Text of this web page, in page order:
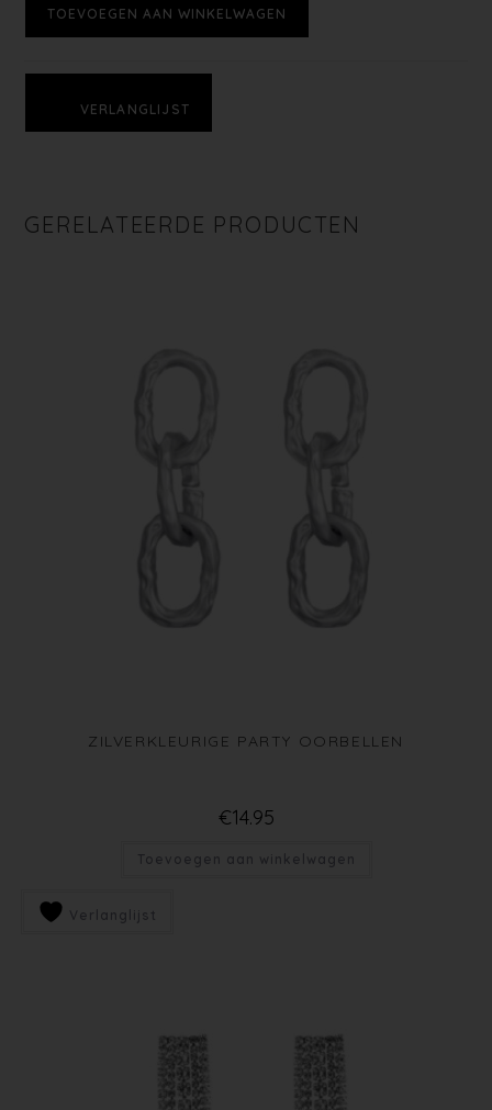
TOEVOEGEN AAN WINKELWAGEN
VERLANGLIJST
GERELATEERDE PRODUCTEN
ZILVERKLEURIGE PARTY OORBELLEN
€14.95
Toevoegen aan winkelwagen
Verlanglijst